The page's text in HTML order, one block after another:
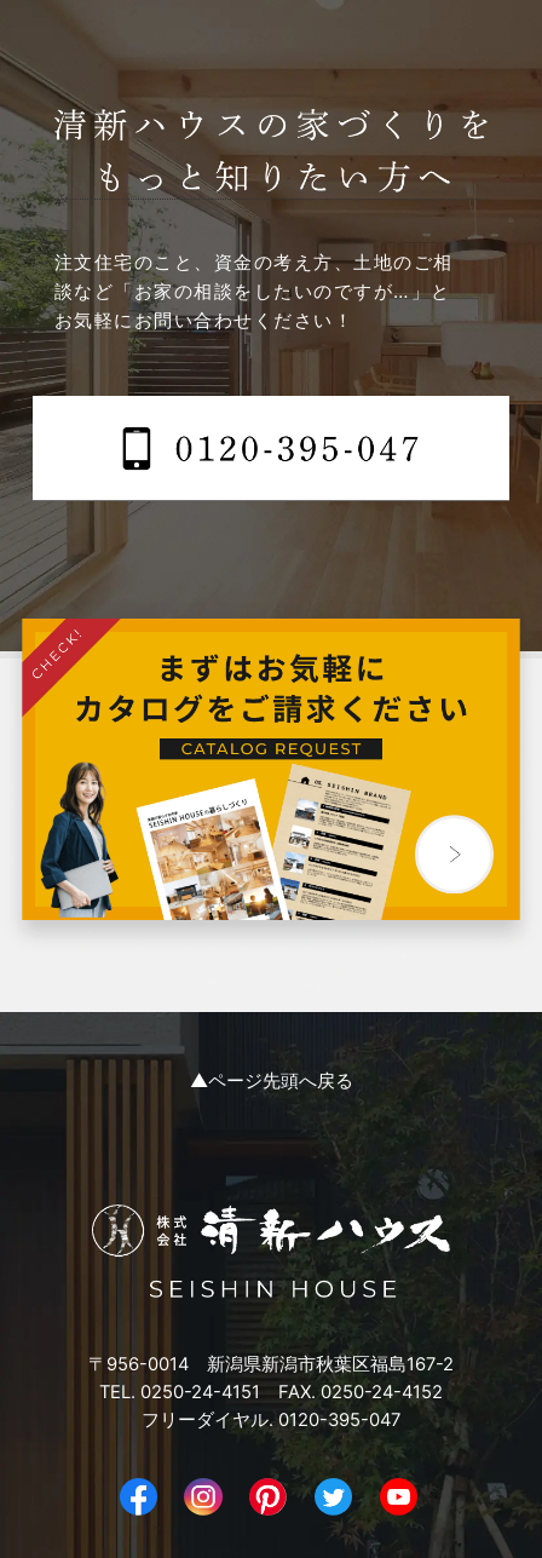
2025年2月
2025年1月
2024年12月
2024年11月
2024年10月
2024年9月
2024年7月
2024年6月
2024年5月
2024年3月
2024年2月
2023年11月
2023年8月
2023年6月
2023年4月
注文住宅のこと、資金の考え方、土地のご相
談など 「お家の相談をしたいのですが…」と
お気軽にお問い合わせください！
▲ページ先頭へ戻る
〒956-0014 新潟県新潟市秋葉区福島167-2
TEL. 0250-24-4151 FAX. 0250-24-4152
フリーダイヤル. 0120-395-047